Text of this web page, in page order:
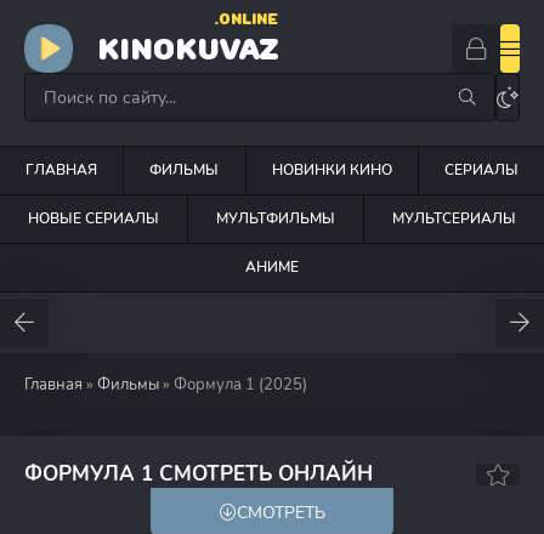
KINOKUVAZ
.ONLINE
ГЛАВНАЯ ФИЛЬМЫ НОВИНКИ КИНО СЕРИАЛЫ
НОВЫЕ СЕРИАЛЫ МУЛЬТФИЛЬМЫ МУЛЬТСЕРИАЛЫ
АНИМЕ
Главная » Фильмы » Формула 1 (2025)
ФОРМУЛА 1 СМОТРЕТЬ ОНЛАЙН
8.2 7.7
СМОТРЕТЬ